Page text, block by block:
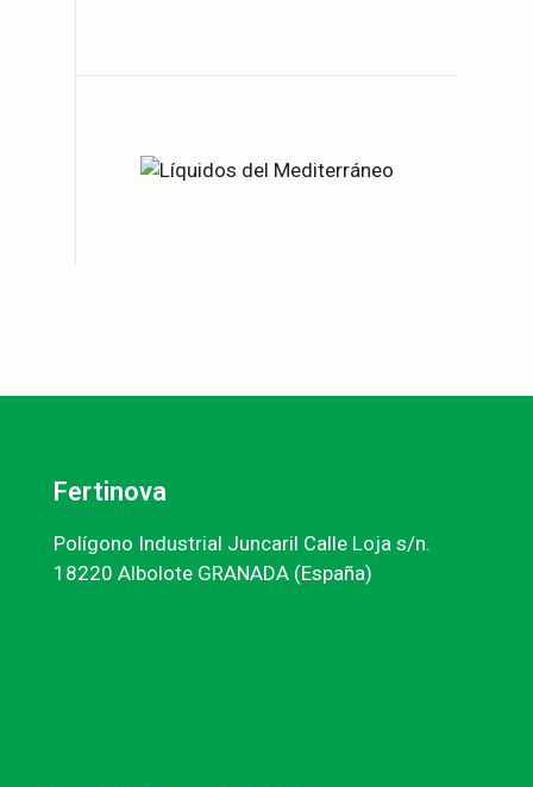
Fertinova
Polígono Industrial Juncaril Calle Loja s/n.
18220 Albolote GRANADA (España)